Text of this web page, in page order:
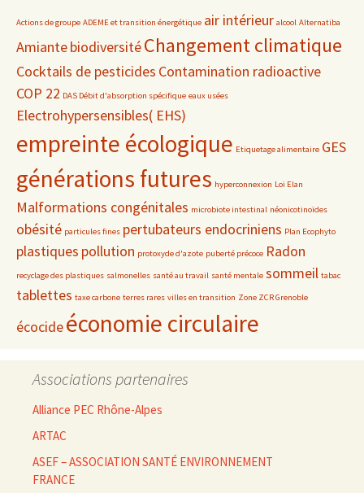
Actions de groupe ADEME et transition énergétique air intérieur alcool Alternatiba
AmiantebiodiversitéChangement climatique
Cocktails de pesticides Contamination radioactive
COP 22 DAS Débit d'absorption spécifique eaux usées
Electrohypersensibles( EHS)
empreinte écologique Etiquetage alimentaire GES
générations futures hyperconnexion Loi Elan
Malformations congénitales microbiote intestinal néonicotinoïdes
obésité particules fines pertubateurs endocriniens Plan Ecophyto
plastiques pollution protoxyde d'azote puberté précoce Radon
recyclage des plastiques salmonelles santé au travail santé mentale sommeil tabac
tablettes taxe carbone terres rares villes en transition Zone ZCR Grenoble
écocideéconomie circulaire
Associations partenaires
Alliance PEC Rhône-Alpes
ARTAC
ASEF – ASSOCIATION SANTÉ ENVIRONNEMENT
FRANCE